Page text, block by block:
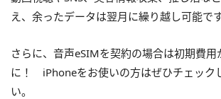
え、余ったデータは翌月に繰り越し可能です
さらに、音声eSIMを契約の場合は初期費
に！ iPhoneをお使いの方はぜひチェック
い。